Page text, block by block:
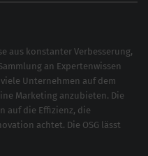
aus konstanter Verbesserung,
an Expertenwissen
Unternehmen auf dem
Marketing anzubieten. Die
auf die Effizienz, die
achtet. Die OSG lässt